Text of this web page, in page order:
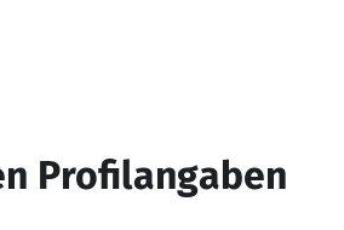
Profilangaben